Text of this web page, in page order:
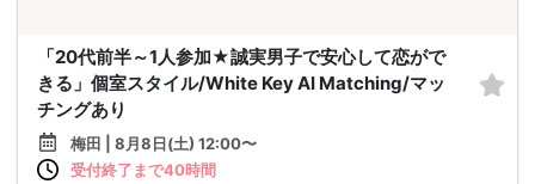
「20代前半～1人参加★誠実男子で安心して恋がで
きる」個室スタイル/White Key AI Matching/マッ
チングあり
梅田 | 8月8日(土) 12:00〜
受付終了まで40時間